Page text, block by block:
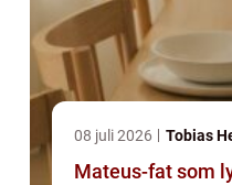
08 juli 2026 Tobias
Mateus-fat som